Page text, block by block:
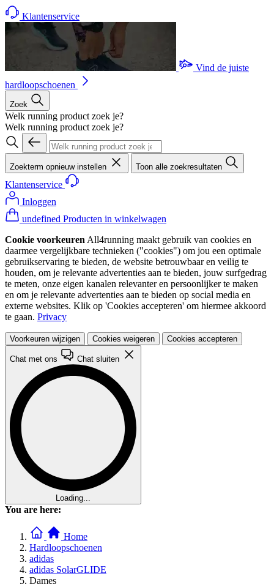
Klantenservice
Vind de juiste
hardloopschoenen
Zoek
Welk running product zoek je?
Welk running product zoek je?
Zoekterm opnieuw instellen Toon alle zoekresultaten
Klantenservice
Inloggen
undefined Producten in winkelwagen
Cookie voorkeuren All4running maakt gebruik van cookies en
daarmee vergelijkbare technieken ("cookies") om jou een optimale
gebruikservaring te bieden, de website betrouwbaar en veilig te
houden, om je relevante advertenties aan te bieden, jouw surfgedrag
te meten, onze eigen kanalen relevanter en persoonlijker te maken
en om je relevante advertenties aan te bieden op social media en
externe websites. Klik op 'Cookies accepteren' om hiermee akkoord
te gaan. Privacy
Voorkeuren wijzigen Cookies weigeren Cookies accepteren
Chat met ons Chat sluiten
Loading...
You are here:
Home
Hardloopschoenen
adidas
adidas SolarGLIDE
Dames